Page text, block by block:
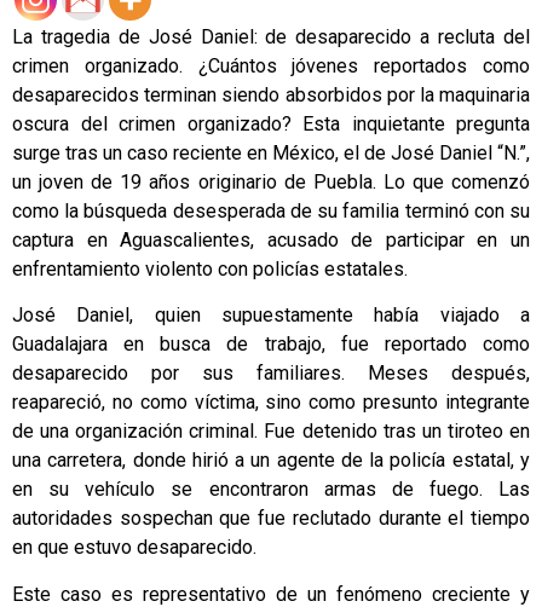
La tragedia de José Daniel: de desaparecido a recluta del
crimen organizado. ¿Cuántos jóvenes reportados como
desaparecidos terminan siendo absorbidos por la maquinaria
oscura del crimen organizado? Esta inquietante pregunta
surge tras un caso reciente en México, el de José Daniel “N.”,
un joven de 19 años originario de Puebla. Lo que comenzó
como la búsqueda desesperada de su familia terminó con su
captura en Aguascalientes, acusado de participar en un
enfrentamiento violento con policías estatales.
José Daniel, quien supuestamente había viajado a
Guadalajara en busca de trabajo, fue reportado como
desaparecido por sus familiares. Meses después,
reapareció, no como víctima, sino como presunto integrante
de una organización criminal. Fue detenido tras un tiroteo en
una carretera, donde hirió a un agente de la policía estatal, y
en su vehículo se encontraron armas de fuego. Las
autoridades sospechan que fue reclutado durante el tiempo
en que estuvo desaparecido.
Este caso es representativo de un fenómeno creciente y